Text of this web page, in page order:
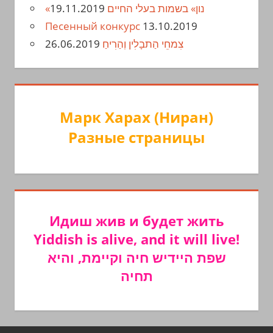
«נון» בשמות בעלי החיים 19.11.2019
Песенный конкурс 13.10.2019
צִמחֵי הַתבָלִין וְהַרִיחַ 26.06.2019
Марк Харах (Ниран)
Разные страницы
Идиш жив и будет жить
Yiddish is alive, and it will live!
שפת היידיש חיה וקיימת, והיא
תחיה